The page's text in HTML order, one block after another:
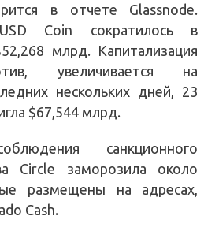
в отчете Glassnode.
Coin сократилось в
млрд. Капитализация
увеличивается на
нескольких дней, 23
$67,544 млрд.
санкционного
Circle заморозила около
размещены на адресах,
Cash.